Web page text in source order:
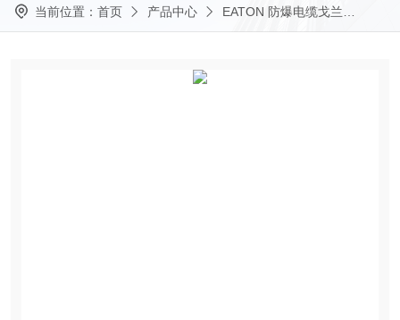
当前位置： 首页 产品中心 EATON 防爆电缆戈兰